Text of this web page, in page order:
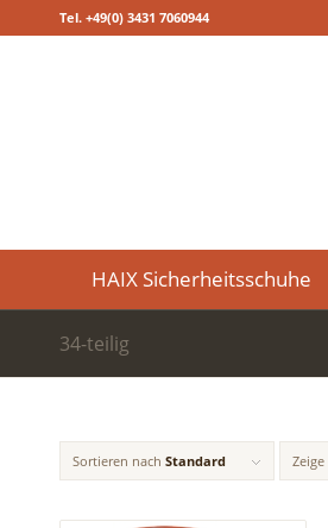
Tel. +49(0) 3431 7060944
HAIX Sicherheitsschuhe
34-teilig
Sortieren nach Standard Zeige